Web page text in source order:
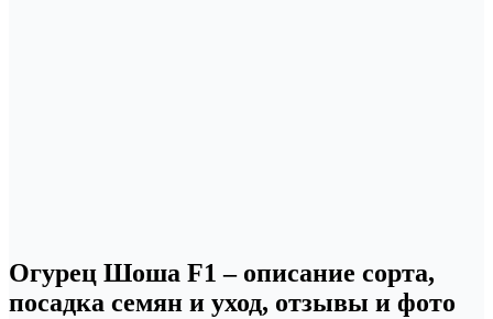
Огурец Шоша F1 – описание сорта,
посадка семян и уход, отзывы и фото